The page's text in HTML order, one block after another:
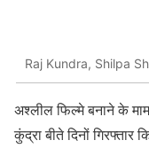
Raj Kundra, Shilpa
अश्लील फिल्मे बनाने के
कुंद्रा बीते दिनों